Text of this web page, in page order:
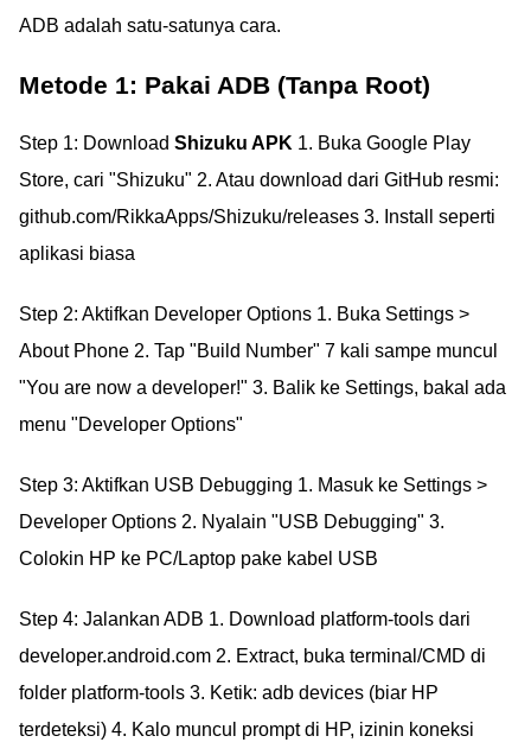
ADB adalah satu-satunya cara.
Metode 1: Pakai ADB (Tanpa Root)
Step 1: Download Shizuku APK 1. Buka Google Play
Store, cari "Shizuku" 2. Atau download dari GitHub resmi:
github.com/RikkaApps/Shizuku/releases 3. Install seperti
aplikasi biasa
Step 2: Aktifkan Developer Options 1. Buka Settings >
About Phone 2. Tap "Build Number" 7 kali sampe muncul
"You are now a developer!" 3. Balik ke Settings, bakal ada
menu "Developer Options"
Step 3: Aktifkan USB Debugging 1. Masuk ke Settings >
Developer Options 2. Nyalain "USB Debugging" 3.
Colokin HP ke PC/Laptop pake kabel USB
Step 4: Jalankan ADB 1. Download platform-tools dari
developer.android.com 2. Extract, buka terminal/CMD di
folder platform-tools 3. Ketik: adb devices (biar HP
terdeteksi) 4. Kalo muncul prompt di HP, izinin koneksi